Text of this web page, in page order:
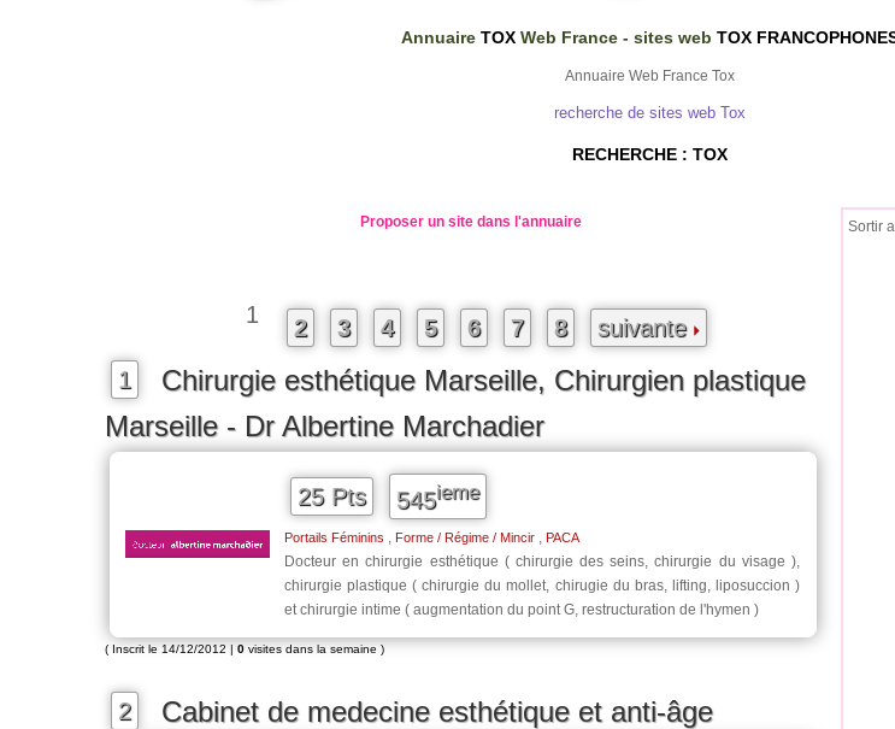
Annuaire TOXWeb France- sites web TOX
Annuaire Web France Tox
recherche de sites web Tox
RECHERCHE : TOX
Proposer un site dans l'annuaire
1 2 3 4 5 6 7 8
suivante
1
Chirurgie esthétique Marseille, Chirurgien plastique
Marseille - Dr Albertine Marchadier
25 Pts 545ieme
Portails Féminins Forme / Régime / Mincir PACA
Docteur en chirurgie esthétique ( chirurgie des seins, chirurgie du visage ),
chirurgie plastique ( chirurgie du mollet, chirugie du bras, lifting, liposuccion )
et chirurgie intime ( augmentation du point G, restructuration de l'hymen )
( Inscrit le 14/12/2012 | 0 visites dans la semaine )
2 Cabinet de medecine esthétique et anti-âge
Sortir